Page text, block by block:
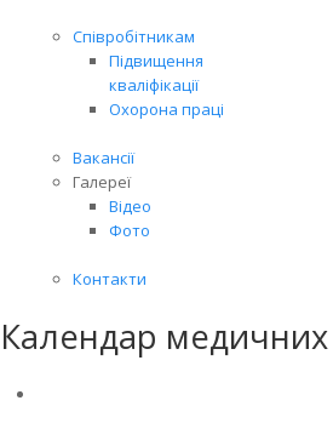
Співробітникам
Підвищення
кваліфікації
Охорона праці
Вакансії
Галереї
Відео
Фото
Контакти
Календар